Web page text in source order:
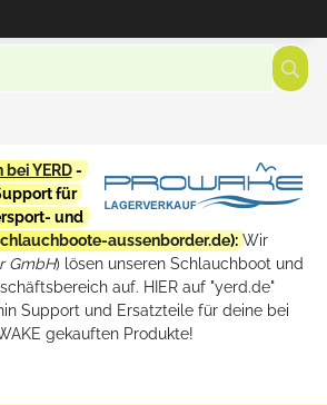
bei YERD-
für
und
aussenborder.de): Wir
GmbH) lösen unseren Schlauchboot und
auf. HIER auf "yerd.de"
Support und Ersatzteile für deine bei
gekauften Produkte!